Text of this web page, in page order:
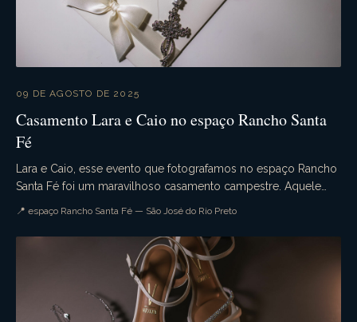
09 DE AGOSTO DE 2025
Casamento Lara e Caio no espaço Rancho Santa
Fé
Lara e Caio, esse evento que fotografamos no espaço Rancho
Santa Fé foi um maravilhoso casamento campestre. Aquele
📍 espaço Rancho Santa Fé — São José do Rio Preto